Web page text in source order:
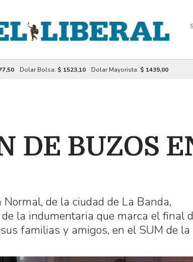
Dolar Bolsa: $ 1523,10 Dolar Mayorista: $ 1439,00
DE BUZOS
de la ciudad de La Banda,
la indumentaria que marca el final
familias y amigos, en el SUM de la